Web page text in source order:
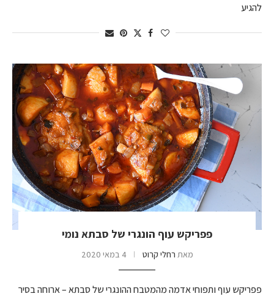
להגיע
פפריקש עוף הונגרי של סבתא נומי
מאת רחלי קרוט 4 במאי 2020
פפריקש עוף ותפוחי אדמה מהמטבח ההונגרי של סבתא – ארוחה בסיר